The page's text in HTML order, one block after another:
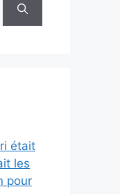
était
les
pour